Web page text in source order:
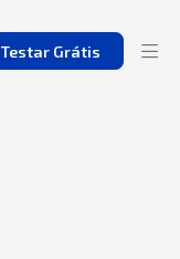
Testar Grátis